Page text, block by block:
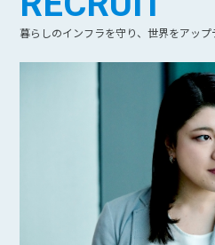
暮らしのインフラを守り、世界をアップ